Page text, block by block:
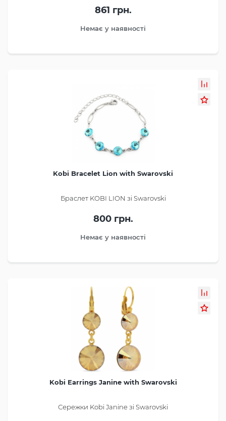
861 грн.
Немає у наявності
Kobi Bracelet Lion with Swarovski
Браслет KOBI LION зі Swarovski
800 грн.
Немає у наявності
Kobi Earrings Janine with Swarovski
Сережки Kobi Janine зі Swarovski